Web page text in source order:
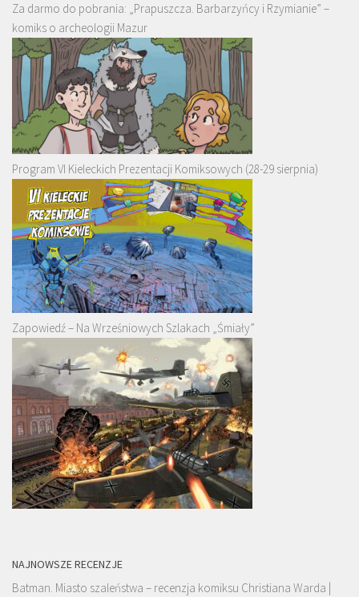
Za darmo do pobrania: „Prapuszcza. Barbarzyńcy i Rzymianie” –
komiks o archeologii Mazur
Program VI Kieleckich Prezentacji Komiksowych (28-29 sierpnia)
Zapowiedź – Na Wrześniowych Szlakach „Śmiały”
NAJNOWSZE RECENZJE
Batman. Miasto szaleństwa – recenzja komiksu Christiana Warda |